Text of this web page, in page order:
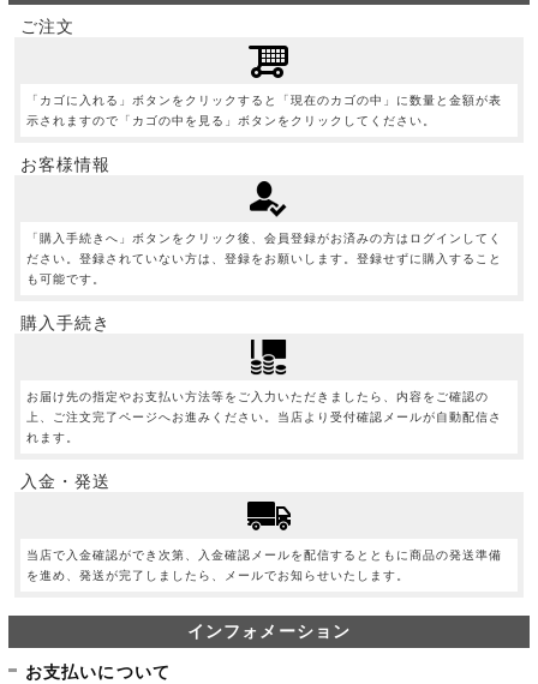
ご注文
「カゴに入れる」ボタンをクリックすると「現在のカゴの中」に数量と金額が表
示されますので「カゴの中を見る」ボタンをクリックしてください。
お客様情報
「購入手続きへ」ボタンをクリック後、会員登録がお済みの方はログインしてく
ださい。登録されていない方は、登録をお願いします。登録せずに購入すること
も可能です。
購入手続き
お届け先の指定やお支払い方法等をご入力いただきましたら、内容をご確認の
上、ご注文完了ページへお進みください。当店より受付確認メールが自動配信さ
れます。
入金・発送
当店で入金確認ができ次第、入金確認メールを配信するとともに商品の発送準備
を進め、発送が完了しましたら、メールでお知らせいたします。
インフォメーション
お支払いについて